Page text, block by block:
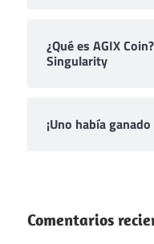
¿Qué es AGIX
Singularity
¡Uno había
Comentarios